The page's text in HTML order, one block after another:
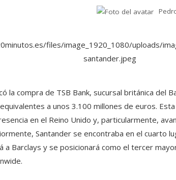
la compra de TSB Bank, sucursal británica del
a unos 3.100 millones de euros.
en el Reino Unido y, particularmente,
Santander se encontraba en el cuarto
a Barclays y se posicionará como el tercer